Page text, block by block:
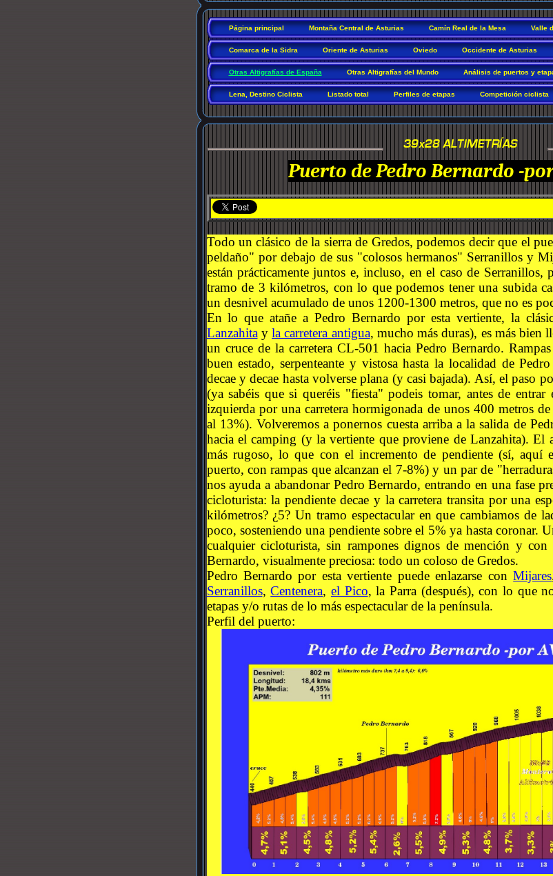
Página principal Montaña Central de Asturias Camín Real de la Mesa Valle
Comarca de la Sidra Oriente de Asturias Oviedo Occidente de Asturias
Otras Altigrafías de España Otras Altigrafías del Mundo Análisis de puertos y
Lena, Destino Ciclista Listado total Perfiles de etapas Competición ciclista
Puerto de Pedro Bernardo -por
Todo un clásico de la sierra de Gredos, podemos decir que el
peldaño" por debajo de sus "colosos hermanos" Serranillos y
están prácticamente juntos e, incluso, en el caso de Serranillos,
tramo de 3 kilómetros, con lo que podemos tener una subida
un desnivel acumulado de unos 1200-1300 metros, que no es
En lo que atañe a Pedro Bernardo por esta vertiente, la
Lanzahitayla carretera antigua, mucho más duras), es más bien
un cruce de la carretera CL-501 hacia Pedro Bernardo.
buen estado, serpenteante y vistosa hasta la localidad de
decae y decae hasta volverse plana (y casi bajada). Así, el paso
(ya sabéis que si queréis "fiesta" podeis tomar, antes de
izquierda por una carretera hormigonada de unos 400 metros
al 13%). Volveremos a ponernos cuesta arriba a la salida de
hacia el camping (y la vertiente que proviene de Lanzahita). El
más rugoso, lo que con el incremento de pendiente (sí, aquí
puerto, con rampas que alcanzan el 7-8%) y un par de
nos ayuda a abandonar Pedro Bernardo, entrando en una fase
cicloturista: la pendiente decae y la carretera transita por una
kilómetros? ¿5? Un tramo espectacular en que cambiamos de
poco, sosteniendo una pendiente sobre el 5% ya hasta coronar.
cualquier cicloturista, sin rampones dignos de mención y con
Bernardo, visualmente preciosa: todo un coloso de Gredos.
Pedro Bernardo por esta vertiente puede enlazarse conMijares
Serranillos,Centenera, el Pico, la Parra (después), con lo que
etapas y/o rutas de lo más espectacular de la península.
Perfil del puerto: